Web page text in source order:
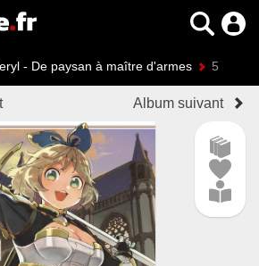
- De paysan à maître d'armes 5
Album suivant